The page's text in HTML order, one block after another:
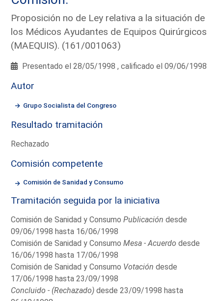
Proposición no de Ley relativa a la situación de
los Médicos Ayudantes de Equipos Quirúrgicos
(MAEQUIS). (161/001063)
Presentado el 28/05/1998 , calificado el 09/06/1998
Autor
Grupo Socialista del Congreso
Resultado tramitación
Rechazado
Comisión competente
Comisión de Sanidad y Consumo
Tramitación seguida por la iniciativa
Comisión de Sanidad y ConsumoPublicación desde
09/06/1998 hasta 16/06/1998
Comisión de Sanidad y ConsumoMesa - Acuerdo desde
16/06/1998 hasta 17/06/1998
Comisión de Sanidad y Consumo Votación desde
17/06/1998 hasta 23/09/1998
Concluido - (Rechazado) desde 23/09/1998 hasta